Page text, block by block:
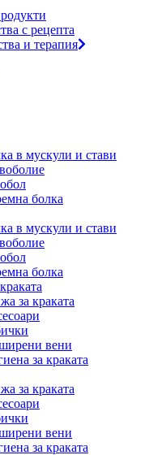
с рецепта
и терапия
в мускули и стави
болка
в мускули и стави
болка
за краката
вени
за краката
за краката
вени
за краката